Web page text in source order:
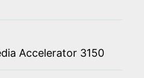
Accelerator 3150